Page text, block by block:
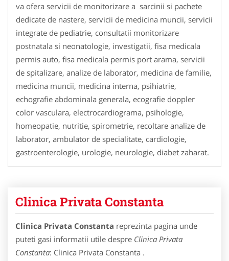
va ofera servicii de monitorizare a sarcinii si pachete
dedicate de nastere, servicii de medicina muncii, servicii
integrate de pediatrie, consultatii monitorizare
postnatala si neonatologie, investigatii, fisa medicala
permis auto, fisa medicala permis port arama, servicii
de spitalizare, analize de laborator, medicina de familie,
medicina muncii, medicina interna, psihiatrie,
echografie abdominala generala, ecografie doppler
color vasculara, electrocardiograma, psihologie,
homeopatie, nutritie, spirometrie, recoltare analize de
laborator, ambulator de specialitate, cardiologie,
gastroenterologie, urologie, neurologie, diabet zaharat.
Clinica Privata Constanta
Clinica Privata Constanta reprezinta pagina unde
puteti gasi informatii utile despre Clinica Privata
Constanta: Clinica Privata Constanta .